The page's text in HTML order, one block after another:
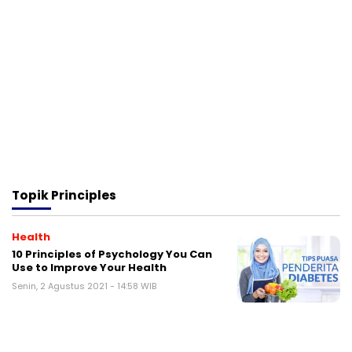
TopikPrinciples
Health
10 Principles of Psychology You Can
Use to Improve Your Health
Senin, 2 Agustus 2021 - 14:58 WIB